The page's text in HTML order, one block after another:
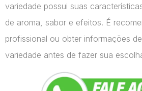
variedade possui suas
de aroma, sabor e efeitos. É
profissional ou obter informações
variedade antes de fazer sua